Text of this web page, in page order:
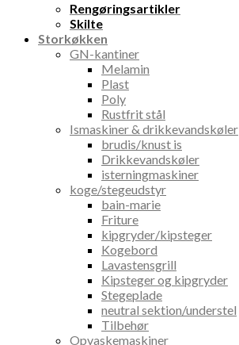
Rengøringsartikler
Skilte
Storkøkken
GN-kantiner
Melamin
Plast
Poly
Rustfrit stål
Ismaskiner & drikkevandskøler
brudis/knust is
Drikkevandskøler
isterningmaskiner
koge/stegeudstyr
bain-marie
Friture
kipgryder/kipsteger
Kogebord
Lavastensgrill
Kipsteger og kipgryder
Stegeplade
neutral sektion/understel
Tilbehør
Opvaskemaskiner